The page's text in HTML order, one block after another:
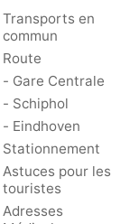
Transports en
commun
Route
- Gare Centrale
- Schiphol
- Eindhoven
Stationnement
Astuces pour les
touristes
Adresses